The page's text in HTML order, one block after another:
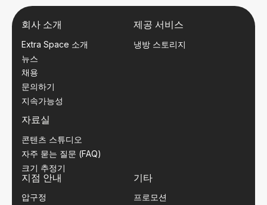
회사 소개
Extra Space 소개
뉴스
채용
문의하기
지속가능성
자료실
콘텐츠 스튜디오
자주 묻는 질문 (FAQ)
크기 추정기
제공 서비스
냉방 스토리지
지점 안내
압구정
기타
프로모션